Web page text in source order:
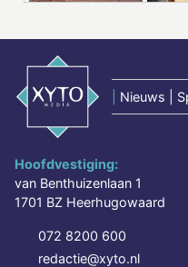
Nieuws |
Hoofdvestiging:
van Benthuizenlaan 1
1701 BZ Heerhugowaard
072 8200 600
redactie@xyto.nl